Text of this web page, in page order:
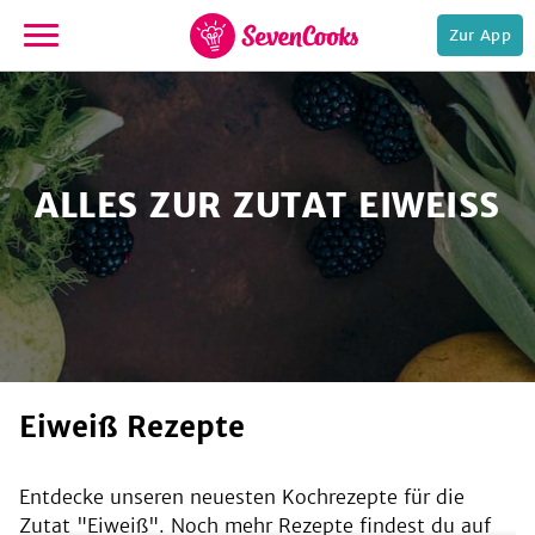
zur
Startseite
Zur App
ALLES ZUR ZUTAT EIWEISS
Eiweiß Rezepte
Entdecke unseren neuesten Kochrezepte für die
Zutat "Eiweiß". Noch mehr Rezepte findest du auf